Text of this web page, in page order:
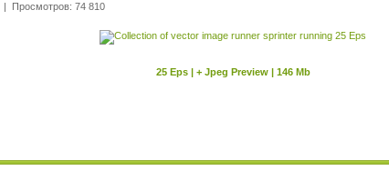
Просмотров: 74 810
25 Eps | + Jpeg Preview | 146 Mb